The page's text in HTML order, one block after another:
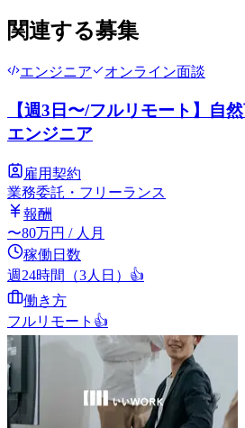
関連する募集
エンジニア オンライン面談
【週3日〜/フルリモート】自
エンジニア
雇用契約
業務委託・フリーランス
報酬
〜80万円 / 人月
稼働日数
週24時間（3人日） 👍
働き方
フルリモート 👍